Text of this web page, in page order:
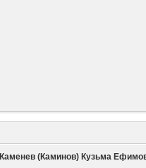
Каменев (Каминов) Кузьма